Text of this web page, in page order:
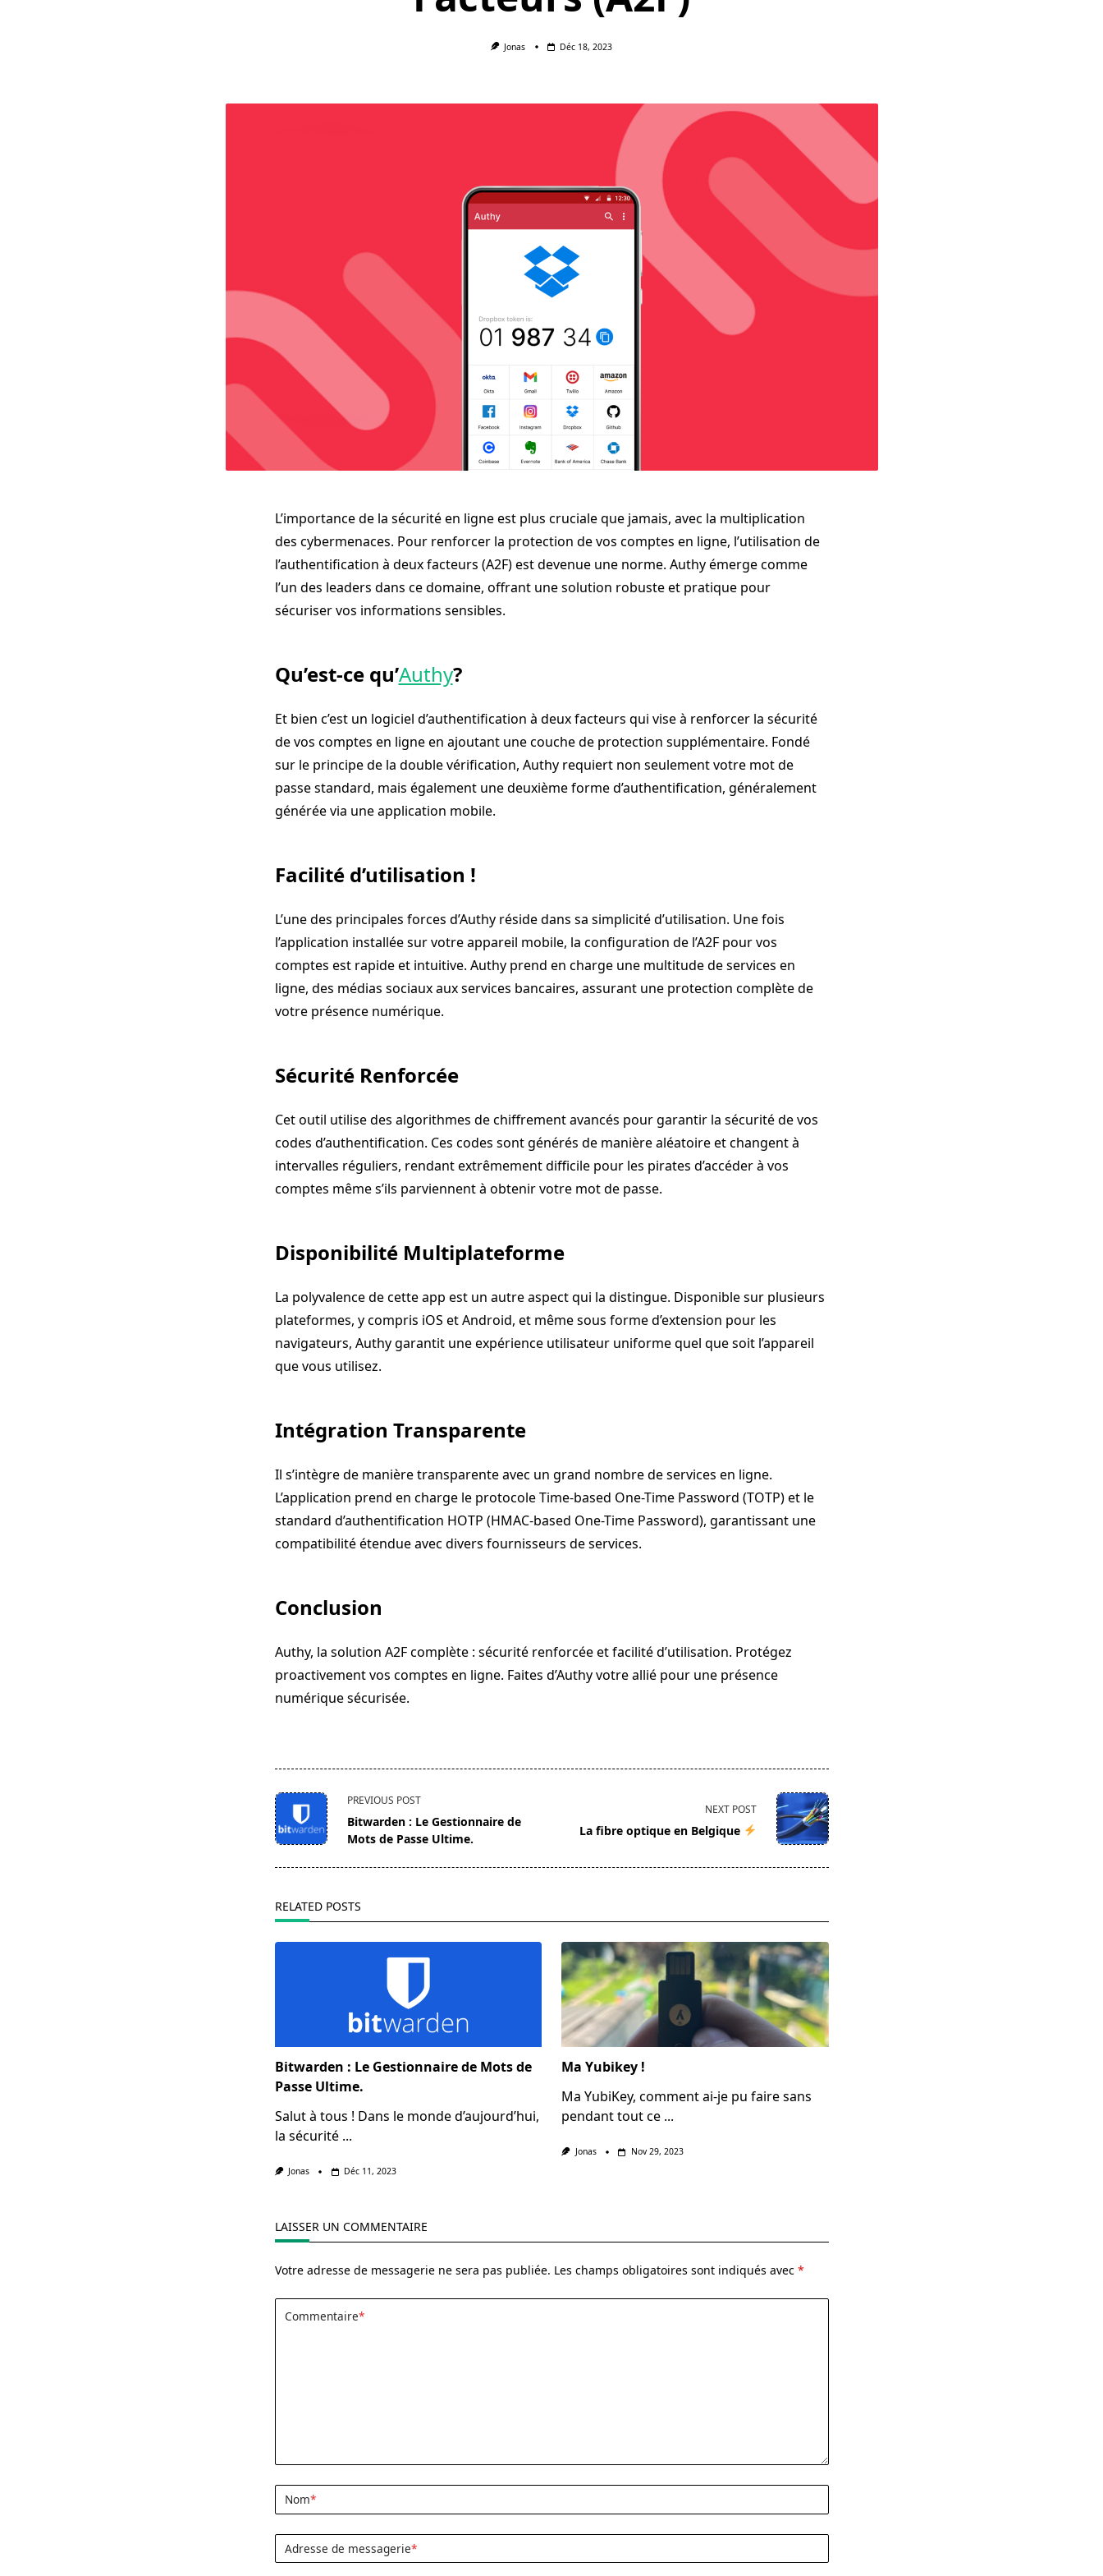
Jonas Déc 18, 2023
L’importance de la sécurité en ligne est plus cruciale que jamais, avec la multiplication
des cybermenaces. Pour renforcer la protection de vos comptes en ligne, l’utilisation de
l’authentification à deux facteurs (A2F) est devenue une norme. Authy émerge comme
l’un des leaders dans ce domaine, offrant une solution robuste et pratique pour
sécuriser vos informations sensibles.
Qu’est-ce qu’Authy?
Et bien c’est un logiciel d’authentification à deux facteurs qui vise à renforcer la sécurité
de vos comptes en ligne en ajoutant une couche de protection supplémentaire. Fondé
sur le principe de la double vérification, Authy requiert non seulement votre mot de
passe standard, mais également une deuxième forme d’authentification, généralement
générée via une application mobile.
Facilité d’utilisation !
L’une des principales forces d’Authy réside dans sa simplicité d’utilisation. Une fois
l’application installée sur votre appareil mobile, la configuration de l’A2F pour vos
comptes est rapide et intuitive. Authy prend en charge une multitude de services en
ligne, des médias sociaux aux services bancaires, assurant une protection complète de
votre présence numérique.
Sécurité Renforcée
Cet outil utilise des algorithmes de chiffrement avancés pour garantir la sécurité de vos
codes d’authentification. Ces codes sont générés de manière aléatoire et changent à
intervalles réguliers, rendant extrêmement difficile pour les pirates d’accéder à vos
comptes même s’ils parviennent à obtenir votre mot de passe.
Disponibilité Multiplateforme
La polyvalence de cette app est un autre aspect qui la distingue. Disponible sur plusieurs
plateformes, y compris iOS et Android, et même sous forme d’extension pour les
navigateurs, Authy garantit une expérience utilisateur uniforme quel que soit l’appareil
que vous utilisez.
Intégration Transparente
Il s’intègre de manière transparente avec un grand nombre de services en ligne.
L’application prend en charge le protocole Time-based One-Time Password (TOTP) et le
standard d’authentification HOTP (HMAC-based One-Time Password), garantissant une
compatibilité étendue avec divers fournisseurs de services.
Conclusion
Authy, la solution A2F complète : sécurité renforcée et facilité d’utilisation. Protégez
proactivement vos comptes en ligne. Faites d’Authy votre allié pour une présence
numérique sécurisée.
<span
class="nav-
subtitle
PREVIOUS POST
Bitwarden : Le Gestionnaire de
Mots de Passe Ultime.
NEXT POST
La fibre optique en Belgique
RELATED POSTS
Bitwarden : Le Gestionnaire de Mots de
Passe Ultime.
Salut à tous ! Dans le monde d’aujourd’hui,
la sécurité ...
Jonas Déc 11, 2023
Ma Yubikey !
Ma YubiKey, comment ai-je pu faire sans
pendant tout ce ...
Jonas Nov 29, 2023
LAISSER UN COMMENTAIRE
Votre adresse de messagerie ne sera pas publiée. Les champs obligatoires sont indiqués avec *
Commentaire*
Nom*
Adresse de messagerie*